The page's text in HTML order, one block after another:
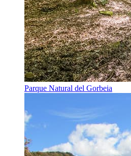
Parque Natural del Gorbeia